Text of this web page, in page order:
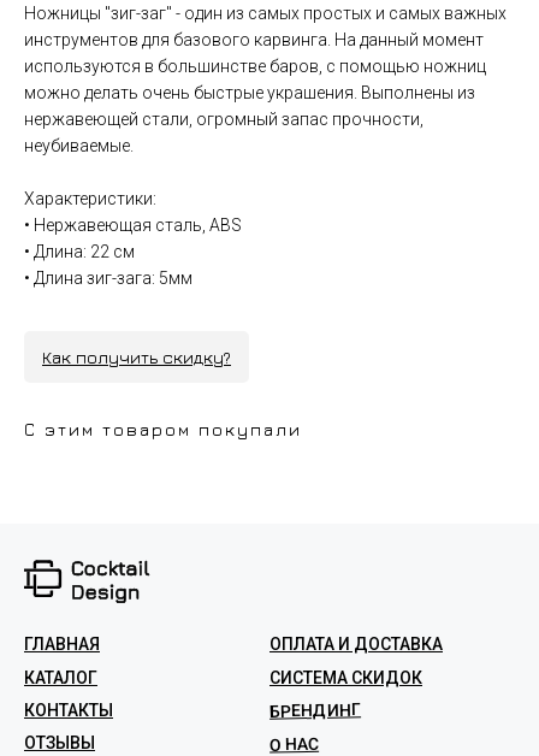
Ножницы "зиг-заг" - один из самых простых и самых важных
инструментов для базового карвинга. На данный момент
используются в большинстве баров, с помощью ножниц
можно делать очень быстрые украшения. Выполнены из
нержавеющей стали, огромный запас прочности,
неубиваемые.
Характеристики:
• Нержавеющая сталь, ABS
• Длина: 22 см
• Длина зиг-зага: 5мм
Как получить скидку?
С этим товаром покупали
ГЛАВНАЯ
ИЗГОТОВЛЕНИЕ НА ЗАКАЗ
ОПЛАТА И ДОСТАВКА
СИСТЕМА СКИДОК
КОНТАКТЫ
КАТАЛОГ
БРЕНДИНГ
ОТЗЫВЫ О НАС